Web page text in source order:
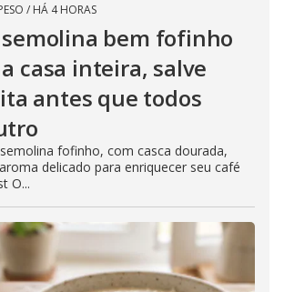
/ HÁ 4 HORAS
semolina bem fofinho
casa inteira, salve
antes que todos
fofinho, com casca dourada,
delicado para enriquecer seu café
O...